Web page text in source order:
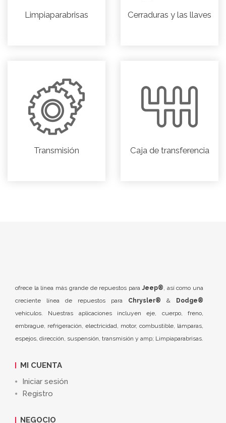
Limpiaparabrisas Cerraduras y las llaves
Transmisión Caja de transferencia
ofrece la línea más grande de repuestos para Jeep® , así como una
creciente línea de repuestos para Chrysler® & Dodge®
vehículos. Nuestras aplicaciones incluyen eje, cuerpo, freno,
embrague, refrigeración, electricidad, motor, combustible, lámparas,
espejos, dirección, suspensión, transmisión y amp; Limpiaparabrisas.
MI CUENTA
Iniciar sesión
Registro
NEGOCIO